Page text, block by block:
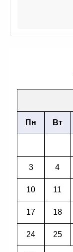
Пн Вт
3 4
10 11
17 18
24 25